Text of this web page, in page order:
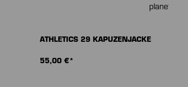
ATHLETICS 29 KAPUZENJACKE
55,00 €*